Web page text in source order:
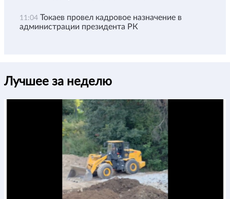
11:04 Токаев провел кадровое назначение в
администрации президента РК
Лучшее за неделю